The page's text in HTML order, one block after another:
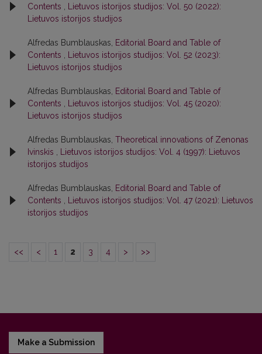
Contents
Lietuvos istorijos studijos: Vol. 50 (2022):
Lietuvos istorijos studijos
Alfredas Bumblauskas,
Editorial Board and Table of
Contents
Lietuvos istorijos studijos: Vol. 52 (2023):
Lietuvos istorijos studijos
Alfredas Bumblauskas,
Editorial Board and Table of
Contents
Lietuvos istorijos studijos: Vol. 45 (2020):
Lietuvos istorijos studijos
Alfredas Bumblauskas, Theoretical innovations of Zenonas
Ivinskis
Lietuvos istorijos studijos: Vol. 4 (1997): Lietuvos
istorijos studijos
Alfredas Bumblauskas,
Editorial Board and Table of
Contents
Lietuvos istorijos studijos: Vol. 47 (2021): Lietuvos
istorijos studijos
<< < 1 2 3 4 > >>
Make a Submission